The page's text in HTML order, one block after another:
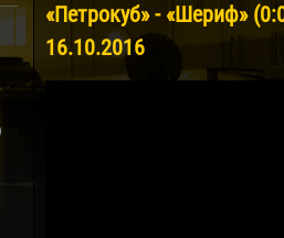
«Петрокуб» - «Шериф»
16.10.2016